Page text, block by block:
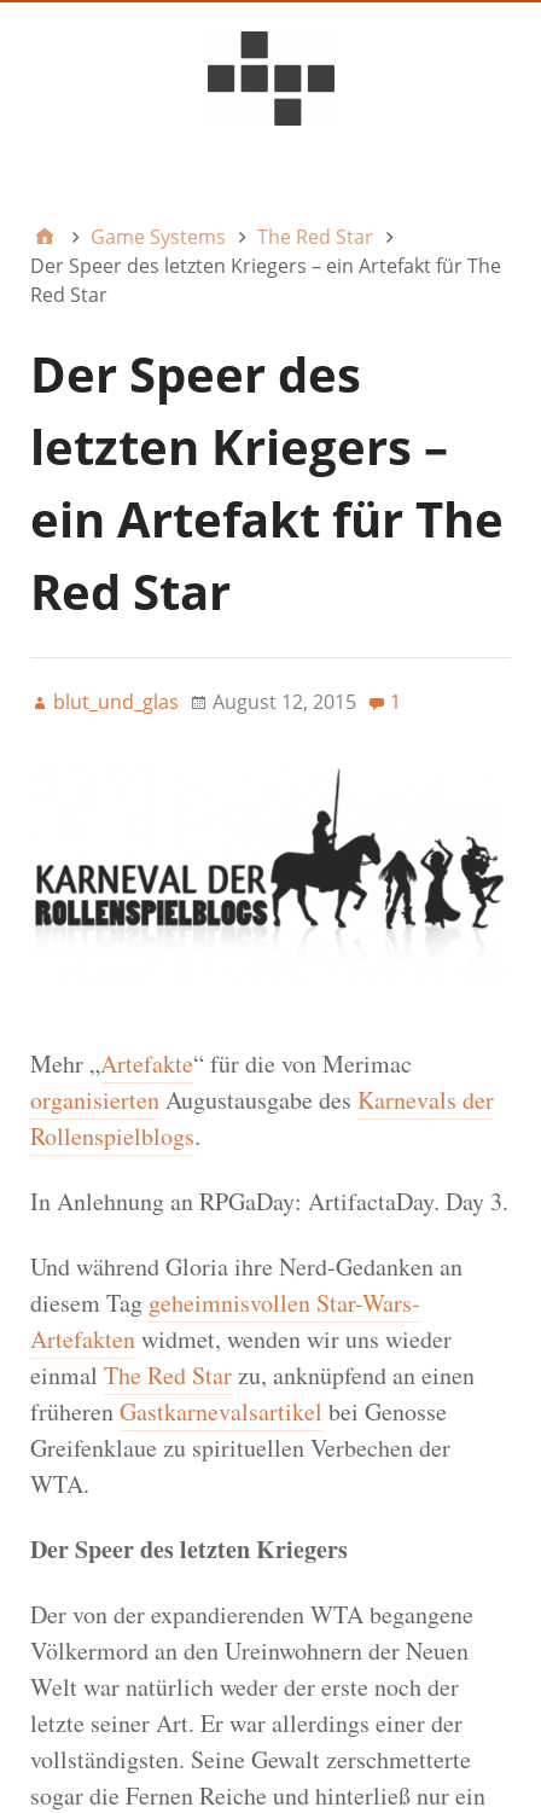
Game Systems
The Red Star
Der Speer des letzten Kriegers – ein Artefakt für The
Red Star
Der Speer des
letzten Kriegers –
ein Artefakt für The
Red Star
blut_und_glas August 12, 2015 1
Mehr „Artefakte“ für die von Merimac
organisiertenAugustausgabe des Karnevals der
Rollenspielblogs.
In Anlehnung an RPGaDay: ArtifactaDay. Day 3.
Und während Gloria ihre Nerd-Gedanken an
diesem Tag geheimnisvollen Star-Wars-
Artefaktenwidmet, wenden wir uns wieder
einmal The Red Starzu, anknüpfend an einen
früherenGastkarnevalsartikel bei Genosse
Greifenklaue zu spirituellen Verbechen der
WTA.
Der Speer des letzten Kriegers
Der von der expandierenden WTA begangene
Völkermord an den Ureinwohnern der Neuen
Welt war natürlich weder der erste noch der
letzte seiner Art. Er war allerdings einer der
vollständigsten. Seine Gewalt zerschmetterte
sogar die Fernen Reiche und hinterließ nur ein